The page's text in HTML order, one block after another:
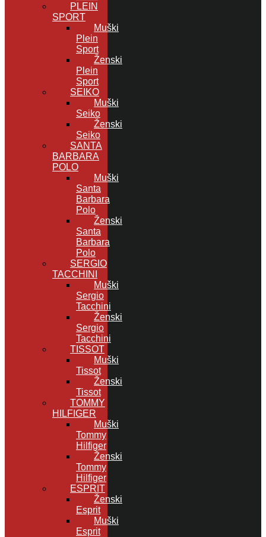
PLEIN
SPORT
Muški
Plein
Sport
Ženski
Plein
Sport
SEIKO
Muški
Seiko
Ženski
Seiko
SANTA
BARBARA
POLO
Muški
Santa
Barbara
Polo
Ženski
Santa
Barbara
Polo
SERGIO
TACCHINI
Muški
Sergio
Tacchini
Ženski
Sergio
Tacchini
TISSOT
Muški
Tissot
Ženski
Tissot
TOMMY
HILFIGER
Muški
Tommy
Hilfiger
Ženski
Tommy
Hilfiger
ESPRIT
Ženski
Esprit
Muški
Esprit